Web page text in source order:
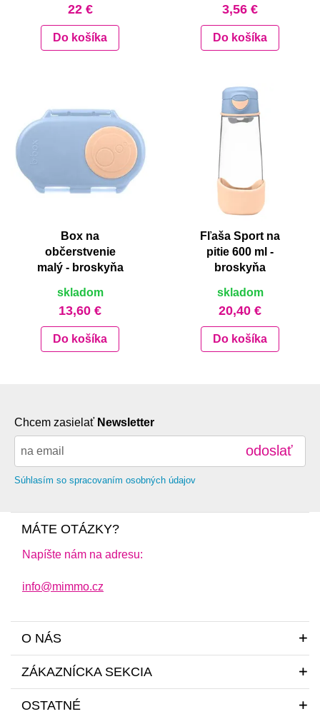
22 €
Do košíka
3,56 €
Do košíka
Box na
občerstvenie
malý - broskyňa
skladom
13,60 €
Do košíka
Fľaša Sport na
pitie 600 ml -
broskyňa
skladom
20,40 €
Do košíka
Chcem zasielať Newsletter
odoslať
Súhlasím so spracovaním osobných údajov
MÁTE OTÁZKY?
Napíšte nám na adresu:
info@mimmo.cz
O NÁS
ZÁKAZNÍCKA SEKCIA
OSTATNÉ